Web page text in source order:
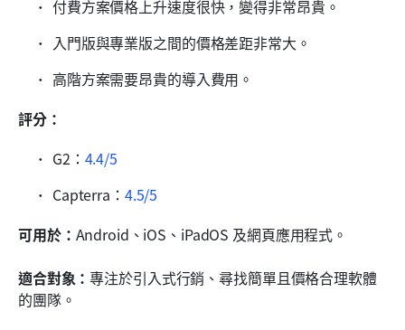
付費方案價格上升速度很快，變得非常昂貴。
入門版與專業版之間的價格差距非常大。
高階方案需要昂貴的導入費用。
評分：
G2： 4.4/5
Capterra： 4.5/5
可用於： Android、iOS、iPadOS 及網頁應用程式。
適合對象：專注於引入式行銷、尋找簡單且價格合理軟體
的團隊。